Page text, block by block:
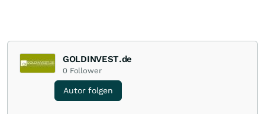
GOLDINVEST.de
0 Follower
Autor folgen